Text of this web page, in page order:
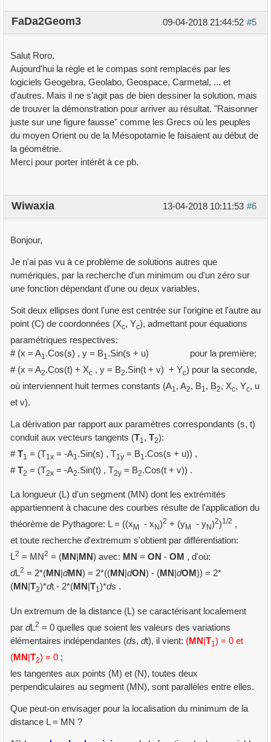
#5
09-04-2018 21:44:52
FaDa2Geom3
Salut Roro,
Aujourd'hui la règle et le compas sont remplacés par les
logiciels Geogebra, Geolabo, Geospace, Carmetal, ... et
d'autres. Mais il ne s'agit pas de bien dessiner la solution, mais
de trouver la démonstration pour arriver au résultat. "Raisonner
juste sur une figure fausse" comme les Grecs où les peuples
du moyen Orient ou de la Mésopotamie le faisaient au début de
la géométrie.
Merci pour porter intérêt à ce pb.
#6
13-04-2018 10:11:53
Wiwaxia
Bonjour,
Je n'ai pas vu à ce problème de solutions autres que
numériques, par la recherche d'un minimum ou d'un zéro sur
une fonction dépendant d'une ou deux variables.
Soit deux ellipses dont l'une est centrée sur l'origine et l'autre au
point (C) de coordonnées (Xc, Yc), admettant pour équations
paramétriques respectives:
# (x = A1.Cos(s) , y = B1.Sin(s + u) pour la première;
# (x = A2.Cos(t) + Xc , y = B2.Sin(t + v) + Yc) pour la seconde,
où interviennent huit termes constants (A1 , A2, B1 , B2, Xc, Yc, u
et v).
La dérivation par rapport aux paramètres correspondants (s, t)
conduit aux vecteurs tangents (T1 , T2):
#T1 = (T1x = -A1 .Sin(s) , T1y = B1 .Cos(s + u)) ,
#T2 = (T2x = -A2.Sin(t) , T2y = B2.Cos(t + v)) .
La longueur (L) d'un segment (MN) dont les extrémités
appartiennent à chacune des courbes résulte de l'application du
théorème de Pythagore: L = ((x M - x N)2 + (yM - yN)2)1/2 ,
et toute recherche d'extremum s'obtient par différentiation:
L2 = MN2 = (MN MN) avec: MN = ON - OM , d'où:
dL2 = 2*(MN dMN) = 2*((MN dON) - (MN dOM)) = 2*
(MN T2)*dt - 2*(MN T1)*ds .
Un extremum de la distance (L) se caractérisant localement
par dL2 = 0 quelles que soient les valeurs des variations
élémentaires indépendantes (ds, dt), il vient: (MN T1 ) = 0 et
(MN T2) = 0 ;
les tangentes aux points (M) et (N), toutes deux
perpendiculaires au segment (MN), sont parallèles entre elles.
Que peut-on envisager pour la localisation du minimum de la
distance L = MN ?